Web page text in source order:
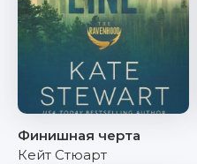
Финишная черта
Кейт Стюарт